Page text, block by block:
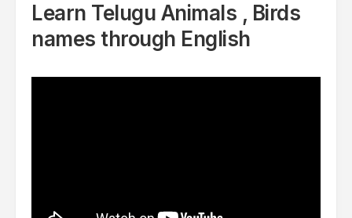
Learn Telugu Animals , Birds
names through English